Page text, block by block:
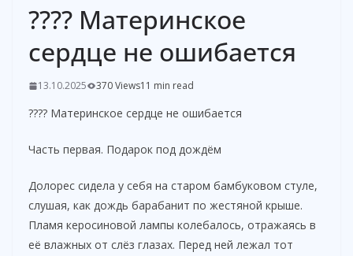
???? Материнское
сердце не ошибается
13.10.2025 370 Views11 min read
???? Материнское сердце не ошибается
Часть первая. Подарок под дождём
Долорес сидела у себя на старом бамбуковом стуле,
слушая, как дождь барабанит по жестяной крыше.
Пламя керосиновой лампы колебалось, отражаясь в
её влажных от слёз глазах. Перед ней лежал тот